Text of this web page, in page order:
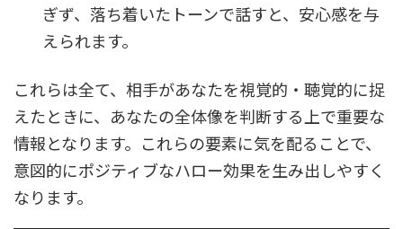
ぎず、落ち着いたトーンで話すと、安心感を与
えられます。
これらは全て、相手があなたを視覚的・聴覚的に捉
えたときに、あなたの全体像を判断する上で重要な
情報となります。これらの要素に気を配ることで、
意図的にポジティブなハロー効果を生み出しやすく
なります。